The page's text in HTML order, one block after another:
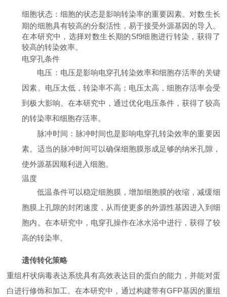
细胞状态 ：细胞的状态是影响转染率的重要因素。对数生长
期的细胞具有较高的分裂活性，易于接受外源基因的导入。
在本研究中，选择对数生长期的Sf9细胞进行转染，获得了
较高的转染效率。
电穿孔条件
电压 ：电压是影响电穿孔转染效率和细胞存活率的关键
因素。电压太低，转染率不高；电压太高，细胞存活率会受
到极大影响。在本研究中，通过优化电压条件，获得了较高
的转染率和细胞存活率。
脉冲时间 ：脉冲时间也是影响电穿孔转染效率的重要因
素。适当的脉冲时间可以确保细胞膜形成足够的纳米孔隙，
使外源基因顺利进入细胞。
温度
低温条件可以稳定细胞膜，增加细胞膜的收缩，减缓细
胞膜上孔隙的封闭速度，从而使更多的外源性基因进入到细
胞内。在本研究中，电穿孔操作在冰水浴中进行，获得了较
高的转染率。
遗传转化策略
重组杆状病毒表达系统具有高效表达目的蛋白的能力，并能对蛋
白进行修饰和加工。在本研究中，通过构建带有GFP基因的重组